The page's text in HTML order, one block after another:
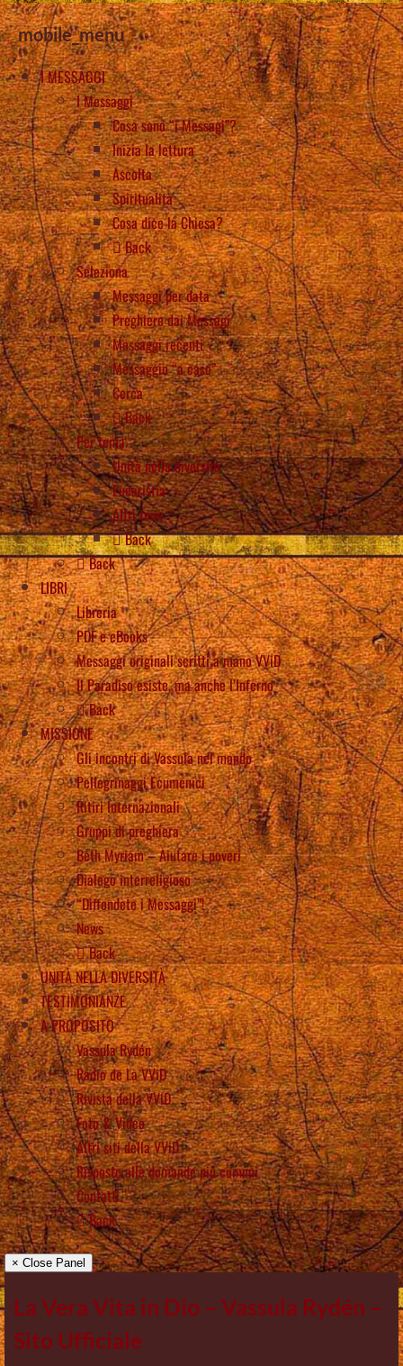
mobile_menu
I MESSAGGI
I Messaggi
Cosa sono “i Messagi”?
Inizia la lettura
Ascolta
Spiritualità
Cosa dice la Chiesa?
Back
Seleziona
Messaggi per data
Preghiere dai Messagi
Messaggi recenti
Messaggio “a caso”
Cerca
Back
Per tema
Unità nella diversità
Eucaristia
Altri temi
Back
Back
LIBRI
Libreria
PDF e eBooks
Messaggi originali scritti a mano VViD
Il Paradiso esiste, ma anche l’Inferno
Back
MISSIONE
Gli incontri di Vassula nel mondo
Pellegrinaggi Ecumenici
Ritiri Internazionali
Gruppi di preghiera
Beth Myriam – Aiutare i poveri
Dialogo interreligioso
“Diffondete i Messaggi”!
News
Back
UNITÀ NELLA DIVERSITÀ
TESTIMONIANZE
A PROPOSITO
Vassula Rydén
Radio de La VViD
Rivista della VViD
Foto & Video
Altri siti della VViD
Risposte alle domande più comuni
Contatti
Back
× Close Panel
La Vera Vita in Dio – Vassula Rydén –
Sito Ufficiale